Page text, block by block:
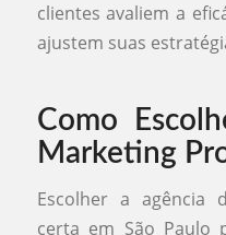
clientes avaliem a
ajustem suas
Como
Marketing
Escolher a agência
certa em São Paulo